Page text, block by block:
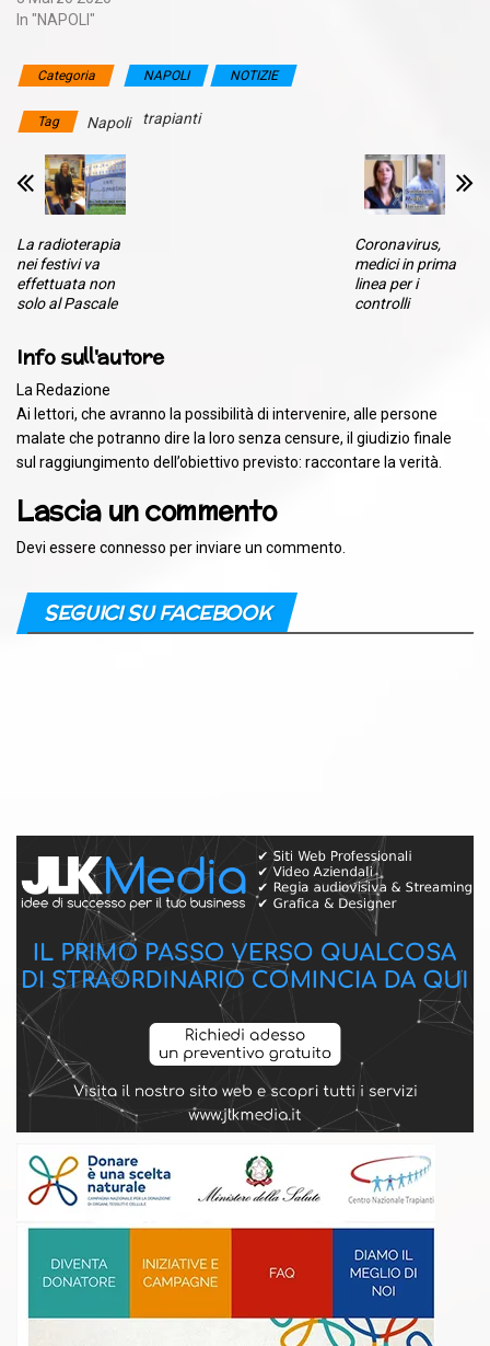
In "NAPOLI"
Categoria NAPOLI NOTIZIE
Tag Napoli trapianti
La radioterapia
nei festivi va
effettuata non
solo al Pascale
Coronavirus,
medici in prima
linea per i
controlli
Info sull'autore
La Redazione
Ai lettori, che avranno la possibilità di intervenire, alle persone
malate che potranno dire la loro senza censure, il giudizio finale
sul raggiungimento dell’obiettivo previsto: raccontare la verità.
Lascia un commento
Devi essere connesso per inviare un commento.
SEGUICI SU FACEBOOK